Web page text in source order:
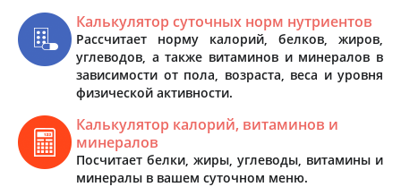
Калькулятор суточных норм нутриентов
Рассчитает норму калорий, белков, жиров,
углеводов, а также витаминов и минералов в
зависимости от пола, возраста, веса и уровня
физической активности.
Калькулятор калорий, витаминов и
минералов
Посчитает белки, жиры, углеводы, витамины и
минералы в вашем суточном меню.